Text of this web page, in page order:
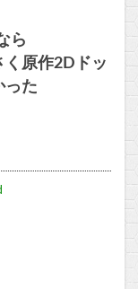
ら
く原作2Dドッ
った